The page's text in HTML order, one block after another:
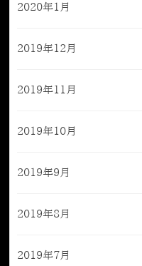
2020年1月
2019年12月
2019年11月
2019年10月
2019年9月
2019年8月
2019年7月